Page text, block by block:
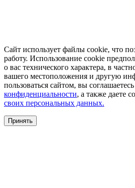
Сайт использует файлы cookie, что
работу. Использование cookie
о вас технического характера, в
вашего местоположения и другую
пользоваться сайтом, вы
конфиденциальности, а также даете
своих персональных данных.
Принять